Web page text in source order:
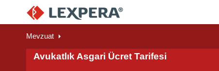
Mevzuat
Avukatlık Asgari Ücret Tarifesi